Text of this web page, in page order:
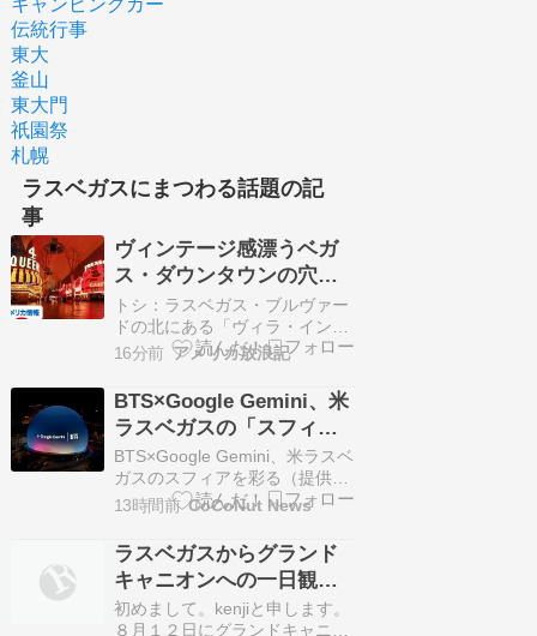
キャンピングカー
伝統行事
東大
釜山
東大門
祇園祭
札幌
ラスベガスにまつわる話題の記
事
ヴィンテージ感漂うベガ
ス・ダウンタウンの穴場
の宿「ヴィラ・イン・モ
ーテル」
トシ：ラスベガス・ブルヴァー
ドの北にある「ヴィラ・イン・
モーテル」一泊...続きを読む >>
16分前 アメリカ放浪記
BTS×Google Gemini、米
ラスベガスの「スフィ
ア」をジャック！圧巻の
コラボが実現
BTS×Google Gemini、米ラスベ
ガスのスフィアを彩る（提供：
Googleコリア） Googleの最新
ループBTSがコラボレーション
したティーザー映像が公開され
ました。 7日 […]
13時間前 CoCoNut News
ラスベガスからグランド
キャニオンへの一日観光
をお願いできるロコさん
初めまして。kenjiと申します。
８月１２日にグランドキャニオ